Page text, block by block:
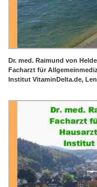
Dr. med. Raimund von
Facharzt für
Institut VitaminDelta.de,